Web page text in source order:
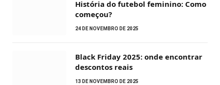
História do futebol feminino: Como
começou?
24 DE NOVEMBRO DE 2025
Black Friday 2025: onde encontrar
descontos reais
13 DE NOVEMBRO DE 2025